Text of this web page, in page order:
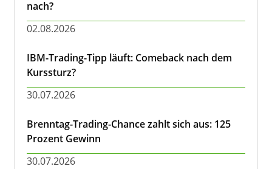
nach?
02.08.2026
IBM-Trading-Tipp läuft: Comeback nach dem
Kurssturz?
30.07.2026
Brenntag-Trading-Chance zahlt sich aus: 125
Prozent Gewinn
30.07.2026